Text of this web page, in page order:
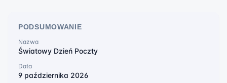
PODSUMOWANIE
Nazwa
Światowy Dzień Poczty
Data
9 października 2026